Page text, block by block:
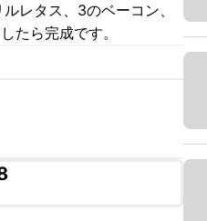
レタス、3のベーコン、
たら完成です。